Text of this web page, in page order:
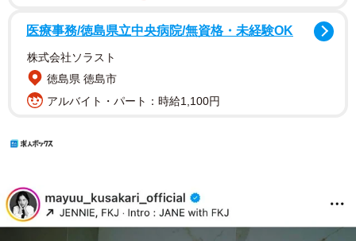
医療事務/徳島県立中央病院/無資格・未経験OK
株式会社ソラスト
徳島県 徳島市
アルバイト・パート：時給1,100円